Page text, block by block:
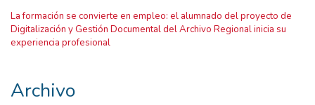
La formación se convierte en empleo: el alumnado del proyecto de
Digitalización y Gestión Documental del Archivo Regional inicia su
experiencia profesional
Archivo